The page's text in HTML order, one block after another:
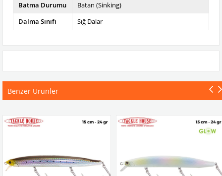
Batma Durumu
Batan (Sinking)
Dalma Sınıfı
Sığ Dalar
Benzer Ürünler